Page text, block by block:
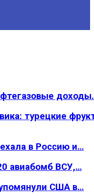
турецкие
в Россию и…
авиабомб ВСУ,…
США в…